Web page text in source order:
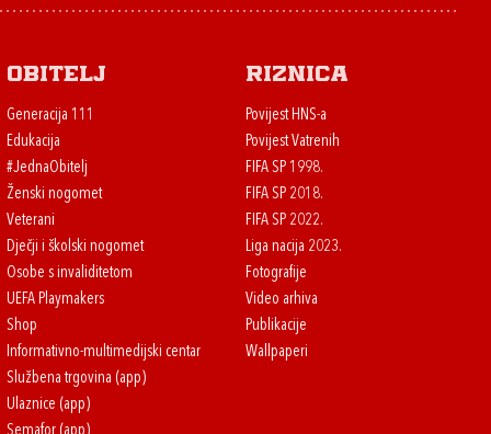
Obitelj
Generacija 111
Edukacija
#JednaObitelj
Ženski nogomet
Veterani
Dječji i školski nogomet
Osobe s invaliditetom
UEFA Playmakers
Shop
Informativno-multimedijski centar
Službena trgovina (app)
Ulaznice (app)
Riznica
Povijest HNS-a
Povijest Vatrenih
FIFA SP 1998.
FIFA SP 2018.
FIFA SP 2022.
Liga nacija 2023.
Fotografije
Video arhiva
Publikacije
Wallpaperi